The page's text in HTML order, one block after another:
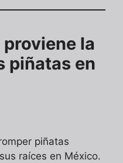
proviene la
piñatas en
piñatas
raíces en México.